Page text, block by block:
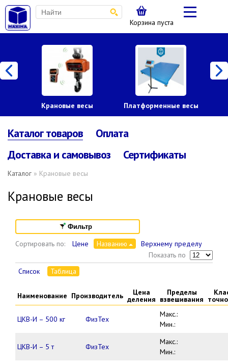
Корзина пуста
Крановые весы Платформенные весы
Каталог товаров
Оплата
Доставка и самовывоз
Сертификаты
Каталог » Крановые весы
Крановые весы
Фильтр
Сортировать по: Цене Названию
Верхнему пределу
Показать по
Список
Таблица
Наименование Производитель Цена
деления
Пределы
взвешивания
ЦКВ-И – 500 кг ФизТех
Макс.:
Мин.:
ЦКВ-И – 5 т ФизТех
Макс.:
Мин.: